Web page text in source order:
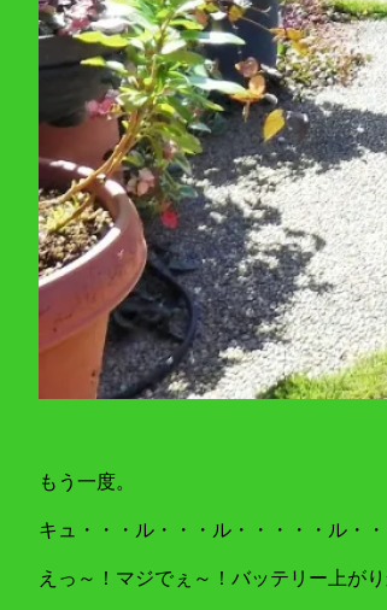
もう一度。
キュ・・・ル・・・ル・・・・・ル
えっ～！マジでぇ～！バッテリー上がり